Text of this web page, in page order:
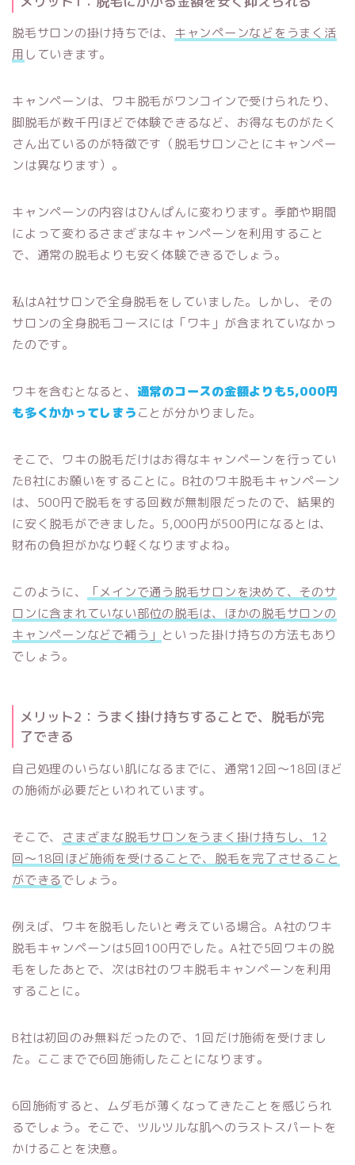
脱毛サロンの掛け持ちでは、 キャンペーンなどをうまく活
用 していきます。
キャンペーンは、ワキ脱毛がワンコインで受けられたり、
脚脱毛が数千円ほどで体験できるなど、お得なものがたく
さん出ているのが特徴です（脱毛サロンごとにキャンペー
ンは異なります）。
キャンペーンの内容はひんぱんに変わります。季節や期間
によって変わるさまざまなキャンペーンを利用すること
で、通常の脱毛よりも安く体験できるでしょう。
私はA社サロンで全身脱毛をしていました。しかし、その
サロンの全身脱毛コースには「ワキ」が含まれていなかっ
たのです。
ワキを含むとなると、 通常のコースの金額よりも5,000円
も多くかかってしまうことが分かりました。
そこで、ワキの脱毛だけはお得なキャンペーンを行ってい
たB社にお願いをすることに。B社のワキ脱毛キャンペーン
は、500円で脱毛をする回数が無制限だったので、結果的
に安く脱毛ができました。5,000円が500円になるとは、
財布の負担がかなり軽くなりますよね。
このように、
「メインで通う脱毛サロンを決めて、そのサ
ロンに含まれていない部位の脱毛は、ほかの脱毛サロンの
キャンペーンなどで補う」 といった掛け持ちの方法もあり
でしょう。
メリット2：うまく掛け持ちすることで、脱毛が完
了できる
自己処理のいらない肌になるまでに、通常12回〜18回ほど
の施術が必要だといわれています。
そこで、 さまざまな脱毛サロンをうまく掛け持ちし、12
回〜18回ほど施術を受けることで、脱毛を完了させること
ができるでしょう。
例えば、ワキを脱毛したいと考えている場合。A社のワキ
脱毛キャンペーンは5回100円でした。A社で5回ワキの脱
毛をしたあとで、次はB社のワキ脱毛キャンペーンを利用
することに。
B社は初回のみ無料だったので、1回だけ施術を受けまし
た。ここまでで6回施術したことになります。
6回施術すると、ムダ毛が薄くなってきたことを感じられ
るでしょう。そこで、ツルツルな肌へのラストスパートを
かけることを決意。